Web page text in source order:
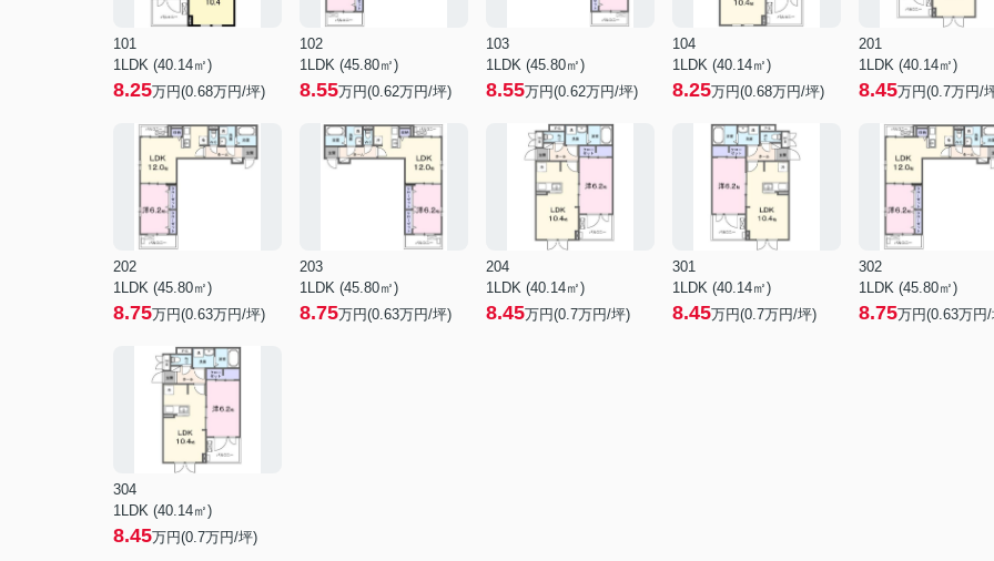
101
1LDK (40.14㎡)
8.25万円(0.68万円/坪)
102
1LDK (45.80㎡)
8.55万円(0.62万円/坪)
103
1LDK (45.80㎡)
8.55万円(0.62万円/坪)
104
1LDK (40.14㎡)
8.25万円(0.68万円/坪)
201
1LDK (40.14㎡)
8.45万円(0.7万円/
202
1LDK (45.80㎡)
8.75万円(0.63万円/坪)
203
1LDK (45.80㎡)
8.75万円(0.63万円/坪)
204
1LDK (40.14㎡)
8.45万円(0.7万円/坪)
301
1LDK (40.14㎡)
8.45万円(0.7万円/坪)
302
1LDK (45.80㎡)
8.75万円(0.63万円
304
1LDK (40.14㎡)
8.45万円(0.7万円/坪)